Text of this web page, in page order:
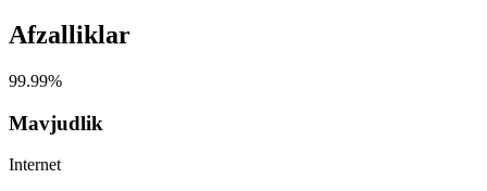
Afzalliklar
99.99%
Mavjudlik
Internet